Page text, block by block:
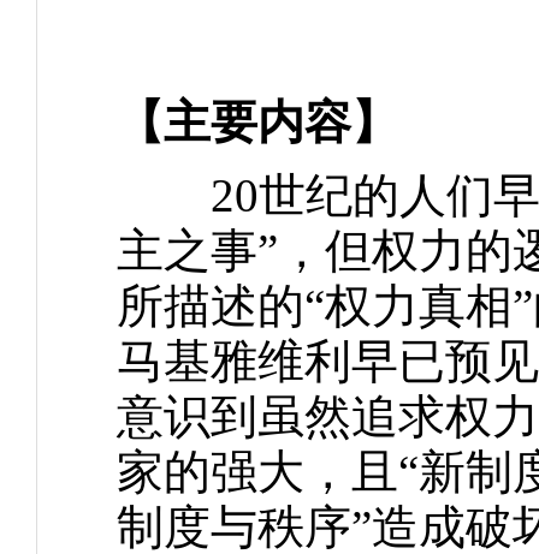
【主要内容】
20世纪的人们早
主之事”，但权力的
所描述的“权力真相
马基雅维利早已预
意识到虽然追求权
家的强大，且“新制
制度与秩序”造成破